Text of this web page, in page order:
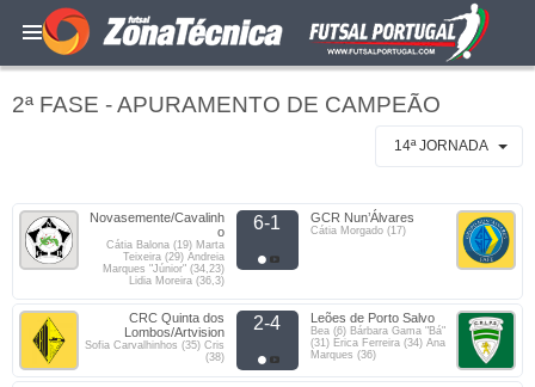
2ª FASE - APURAMENTO DE CAMPEÃO
14ª JORNADA
Novasemente/Cavalinh
o
Cátia Balona (19) Marta
Teixeira (29) Andreia
Marques "Júnior" (34,23)
Lidia Moreira (36,3)
6-1 GCR Nun’Álvares
Cátia Morgado (17)
CRC Quinta dos
Lombos/Artvision
Sofia Carvalhinhos (35) Cris
(38)
2-4 Leões de Porto Salvo
Bea (6) Bárbara Gama "Bá"
(31) Érica Ferreira (34) Ana
Marques (36)